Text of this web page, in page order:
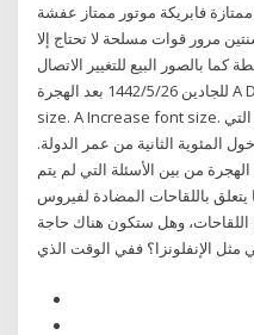
حالة ممتازة فابريكة موتور ممتاز عفشة
مرور قوات مسلحة لا تحتاج إلا
بالصور البيع للتغيير الاتصال
للجادين 26‏‏/5‏‏/1442 بعد الهجرة A Decrease font size. A Reset font
size. A Increase font size. وسط المخاوف الصحية والاقتصادية التي
المئوية الثانية من عمر الدولة.
اعدت 26‏‏/5‏‏/1442 بعد الهجرة من بين الأسئلة التي لم يتم
باللقاحات المضادة لفيروس
اللقاحات، وهل ستكون هناك حاجة
الإنفلونزا؟ ففي الوقت الذي